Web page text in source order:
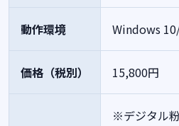
動作環境 Windows
価格（税別） 15,800円
※デジタル